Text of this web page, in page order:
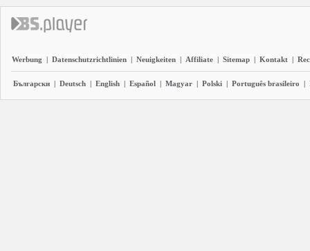
Werbung | Datenschutzrichtlinien | Neuigkeiten | Affiliate | Sitemap | Kontakt |
Български | Deutsch | English | Español | Magyar | Polski | Português brasileiro |